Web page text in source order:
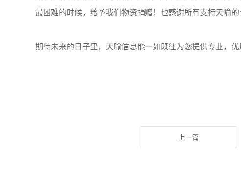
最困难的时候，给予我们物资捐赠！也感谢所有支持天喻
期待未来的日子里，天喻信息能一如既往为您提供专业，
上一篇